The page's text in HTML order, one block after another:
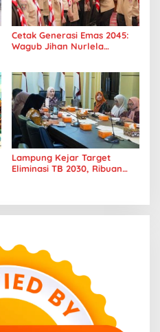
Cetak Generasi Emas 2045:
Wagub Jihan Nurlela
Era Digital
Lampung Kejar Target
Eliminasi TB 2030, Ribuan